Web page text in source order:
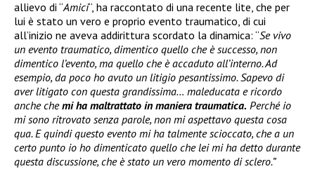
allievo di “Amici“, ha raccontato di una recente lite, che per
lui è stato un vero e proprio evento traumatico, di cui
all’inizio ne aveva addirittura scordato la dinamica: “Se vivo
un evento traumatico, dimentico quello che è successo, non
dimentico l’evento, ma quello che è accaduto all’interno. Ad
esempio, da poco ho avuto un litigio pesantissimo. Sapevo di
aver litigato con questa grandissima… maleducata e ricordo
anche chemi ha maltrattato in maniera traumatica. Perché io
mi sono ritrovato senza parole, non mi aspettavo questa cosa
qua. E quindi questo evento mi ha talmente scioccato, che a un
certo punto io ho dimenticato quello che lei mi ha detto durante
questa discussione, che è stato un vero momento di sclero.”